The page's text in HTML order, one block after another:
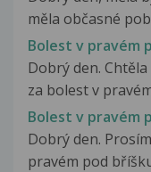
měla občasné
Bolest v pravém
Dobrý den.
za bolest v
Bolest v pravém
Dobrý den.
pravém pod